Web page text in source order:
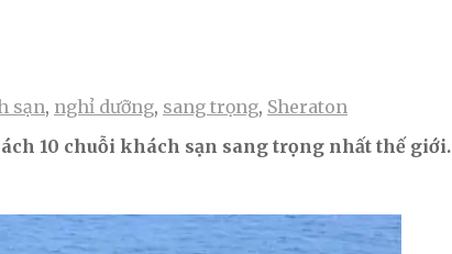
sạn, nghỉ dưỡng, sang trọng, Sheraton
10 chuỗi khách sạn sang trọng nhất thế giới.